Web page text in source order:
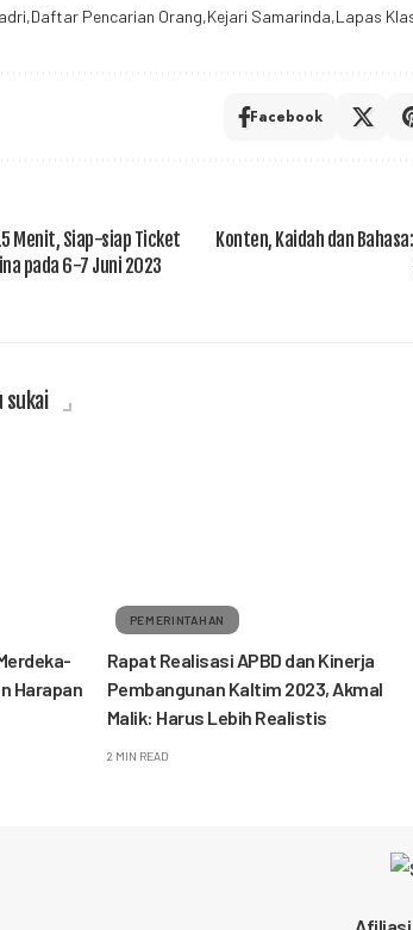
Daftar Pencarian Orang Kejari Samarinda Lapas
Facebook
Menit, Siap-siap Ticket
pada 6-7 Juni 2023
Konten, Kaidah dan
sukai
Harapan
PEMERINTAHAN
Rapat Realisasi APBD dan Kinerja
Pembangunan Kaltim 2023, Akmal
Malik: Harus Lebih Realistis
2 MIN READ